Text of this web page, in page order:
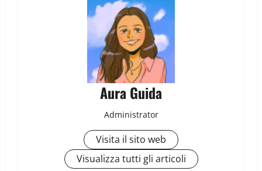
Aura Guida
Administrator
Visita il sito web
Visualizza tutti gli articoli